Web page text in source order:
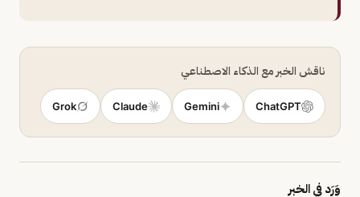
ناقش الخبر مع الذكاء الاصطناعي
ChatGPT
Gemini
Claude
Grok
وَرَد في الخبر